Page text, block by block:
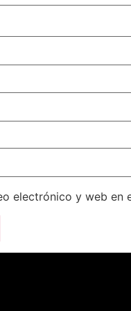
electrónico y web